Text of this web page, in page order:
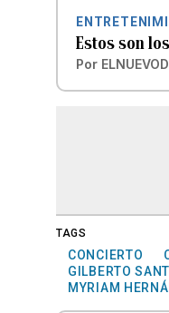
Estos son
Por
TAGS
CONCIERTO
GILBERTO
MYRIAM